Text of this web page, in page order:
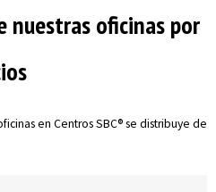
nuestras oficinas por
en Centros SBC® se distribuye de